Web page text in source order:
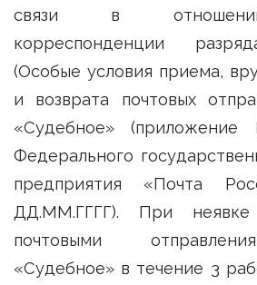
связи в
корреспонденции
(Особые условия приема,
и возврата почтовых
«Судебное»
Федерального
предприятия «Почта
ДД.ММ.ГГГГ). При
почтовыми
«Судебное» в течение 3